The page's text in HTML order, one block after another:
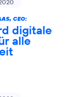
CEO:
digitale
alle